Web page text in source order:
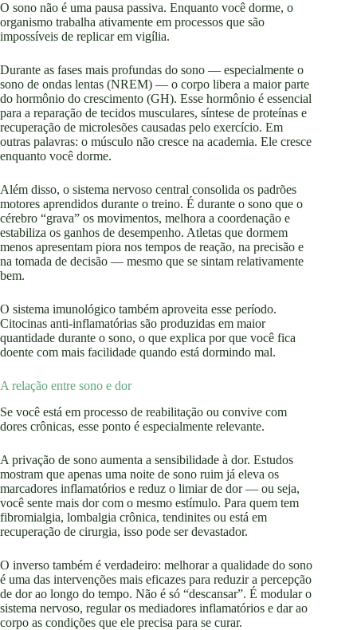
O sono não é uma pausa passiva. Enquanto você dorme, o
organismo trabalha ativamente em processos que são
impossíveis de replicar em vigília.
Durante as fases mais profundas do sono — especialmente o
sono de ondas lentas (NREM) — o corpo libera a maior parte
do hormônio do crescimento (GH). Esse hormônio é essencial
para a reparação de tecidos musculares, síntese de proteínas e
recuperação de microlesões causadas pelo exercício. Em
outras palavras: o músculo não cresce na academia. Ele cresce
enquanto você dorme.
Além disso, o sistema nervoso central consolida os padrões
motores aprendidos durante o treino. É durante o sono que o
cérebro “grava” os movimentos, melhora a coordenação e
estabiliza os ganhos de desempenho. Atletas que dormem
menos apresentam piora nos tempos de reação, na precisão e
na tomada de decisão — mesmo que se sintam relativamente
bem.
O sistema imunológico também aproveita esse período.
Citocinas anti-inflamatórias são produzidas em maior
quantidade durante o sono, o que explica por que você fica
doente com mais facilidade quando está dormindo mal.
A relação entre sono e dor
Se você está em processo de reabilitação ou convive com
dores crônicas, esse ponto é especialmente relevante.
A privação de sono aumenta a sensibilidade à dor. Estudos
mostram que apenas uma noite de sono ruim já eleva os
marcadores inflamatórios e reduz o limiar de dor — ou seja,
você sente mais dor com o mesmo estímulo. Para quem tem
fibromialgia, lombalgia crônica, tendinites ou está em
recuperação de cirurgia, isso pode ser devastador.
O inverso também é verdadeiro: melhorar a qualidade do sono
é uma das intervenções mais eficazes para reduzir a percepção
de dor ao longo do tempo. Não é só “descansar”. É modular o
sistema nervoso, regular os mediadores inflamatórios e dar ao
corpo as condições que ele precisa para se curar.